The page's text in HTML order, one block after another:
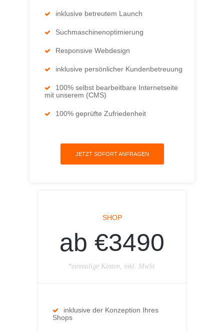
inklusive betreutem Launch
Suchmaschinenoptimierung
Responsive Webdesign
inklusive persönlicher Kundenbetreuung
100% selbst bearbeitbare Internetseite
mit unserem (CMS)
100% geprüfte Zufriedenheit
JETZT SOFORT ANFRAGEN
SHOP
ab €3490
*einmalige Kosten, inkl. MwSt.
inklusive der Konzeption Ihres
Shops